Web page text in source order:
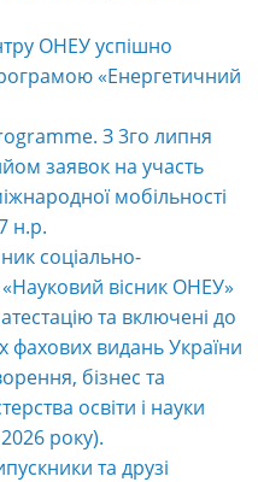
ОНЕУ успішно
«Енергетичний
З 3го липня
заявок на участь
мобільності
н.р.
соціально-
вісник ОНЕУ»
та включені до
фахових видань України
бізнес та
освіти і науки
року).
та друзі